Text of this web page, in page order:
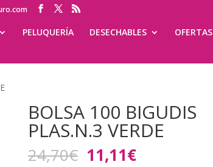
PELUQUERÍA DESECHABLES OFERTAS
BOLSA 100 BIGUDIS
PLAS.N.3 VERDE
24,70€ El
11,11€El